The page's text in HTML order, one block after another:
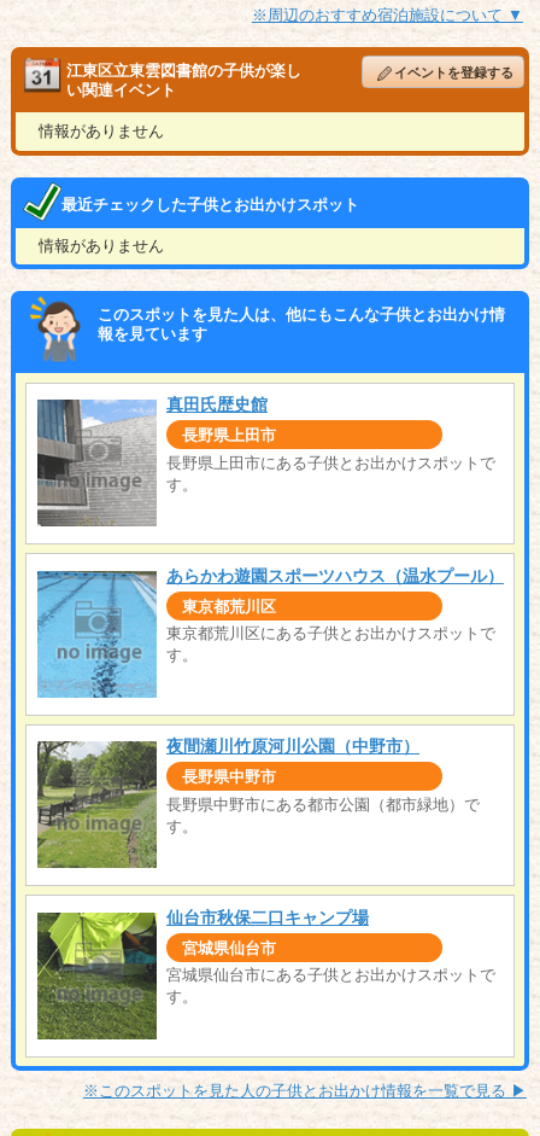
※周辺のおすすめ宿泊施設について ▼
江東区立東雲図書館の子供が楽し
い関連イベント
イベントを登録する
情報がありません
最近チェックした子供とお出かけスポット
情報がありません
このスポットを見た人は、他にもこんな子供とお出かけ情
報を見ています
真田氏歴史館
長野県上田市
長野県上田市にある子供とお出かけスポットで
す。
あらかわ遊園スポーツハウス（温水プール）
東京都荒川区
東京都荒川区にある子供とお出かけスポットで
す。
夜間瀬川竹原河川公園（中野市）
長野県中野市
長野県中野市にある都市公園（都市緑地）で
す。
仙台市秋保二口キャンプ場
宮城県仙台市
宮城県仙台市にある子供とお出かけスポットで
す。
※このスポットを見た人の子供とお出かけ情報を一覧で見る ▶︎